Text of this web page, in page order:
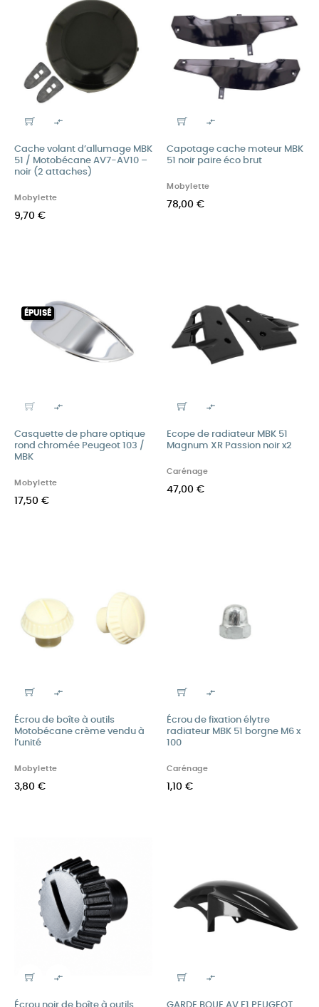

Cache volant d’allumage MBK
51 / Motobécane AV7-AV10 –
noir (2 attaches)
Mobylette
9,70 €

Capotage cache moteur MBK
51 noir paire éco brut
Mobylette
78,00 €
ÉPUISÉ

Casquette de phare optique
rond chromée Peugeot 103 /
MBK
Mobylette
17,50 €

Ecope de radiateur MBK 51
Magnum XR Passion noir x2
Carénage
47,00 €

Écrou de boîte à outils
Motobécane crème vendu à
l’unité
Mobylette
3,80 €

Écrou de fixation élytre
radiateur MBK 51 borgne M6 x
100
Carénage
1,10 €
 